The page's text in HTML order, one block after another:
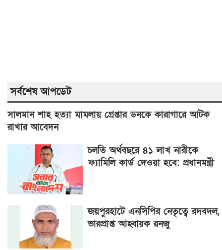
সর্বশেষ আপডেট
সালমান শাহ হত্যা মামলায় গ্রেপ্তার ডনকে কারাগারে আটক
রাখার আবেদন
চলতি অর্থবছরে ৪১ লাখ নারীকে
ফ্যামিলি কার্ড দেওয়া হবে: প্রধানমন্ত্রী
জয়পুরহাটে এনসিপির নেতৃত্বে রদবদল,
ভারপ্রাপ্ত আহ্বায়ক রনজু